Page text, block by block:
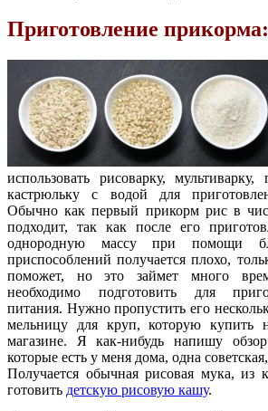
Приготовление
использовать рисоварку,
кастрюльку с водой для
Обычно как первый прикорм рис в
подходит, так как после его
однородную массу при помощи
приспособлений получается плохо,
поможет, но это займет много
необходимо подготовить для
питания. Нужно пропустить его
мельницу для круп, которую
магазине. Я как-нибудь напишу
которые есть у меня дома, одна
Получается обычная рисовая мука, из
готовить детскую рисовую кашу.